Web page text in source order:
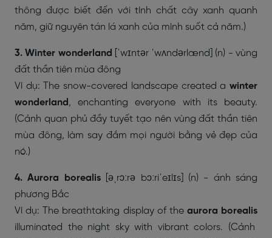
thông được biết đến với tính chất cây xanh quanh
năm, giữ nguyên tán lá xanh của mình suốt cả năm.)
3. Winter wonderland [ˈwɪntər ˈwʌndərlænd] (n) - vùng
đất thần tiên mùa đông
Ví dụ: The snow-covered landscape created a winter
wonderland, enchanting everyone with its beauty.
(Cảnh quan phủ đầy tuyết tạo nên vùng đất thần tiên
mùa đông, làm say đắm mọi người bằng vẻ đẹp của
nó.)
4. Aurora borealis[əˌrɔːrə bɔːriˈeɪlɪs] (n) - ánh sáng
phương Bắc
Ví dụ: The breathtaking display of the aurora borealis
illuminated the night sky with vibrant colors. (Cảnh